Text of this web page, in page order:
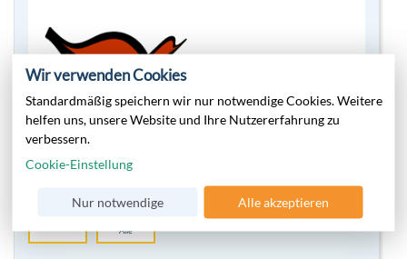
Alle
Wir verwenden Cookies
Standardmäßig speichern wir nur notwendige Cookies. Weitere
helfen uns, unsere Website und Ihre Nutzererfahrung zu
verbessern.
Cookie-Einstellung
Nur notwendige Alle akzeptieren